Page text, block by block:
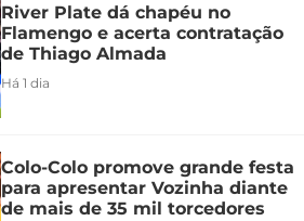
River Plate dá chapéu no
Flamengo e acerta contratação
de Thiago Almada
Há 1 dia
Colo-Colo promove grande festa
para apresentar Vozinha diante
de mais de 35 mil torcedores